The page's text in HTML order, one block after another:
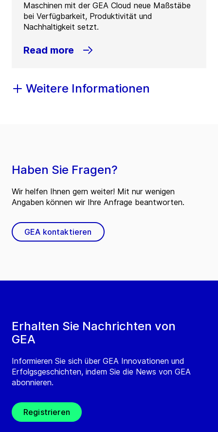
Maschinen mit der GEA Cloud neue Maßstäbe
bei Verfügbarkeit, Produktivität und
Nachhaltigkeit setzt.
Read more
Weitere Informationen
Erhalten Sie Nachrichten von
GEA
Informieren Sie sich über GEA Innovationen und
Erfolgsgeschichten, indem Sie die News von GEA
abonnieren.
Registrieren
Haben Sie Fragen?
Wir helfen Ihnen gern weiter! Mit nur wenigen
Angaben können wir Ihre Anfrage beantworten.
GEA kontaktieren